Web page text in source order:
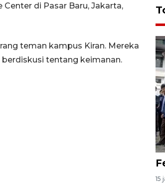
di Pasar Baru, Jakarta,
teman kampus Kiran. Mereka
tentang keimanan.
15